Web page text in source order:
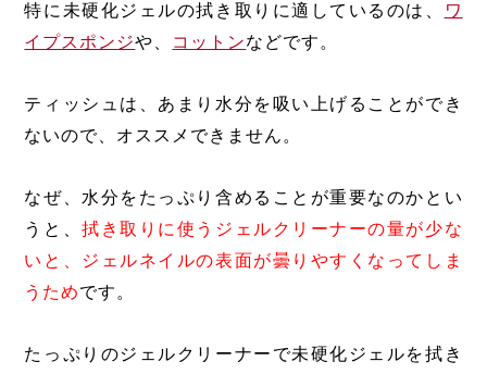
特に未硬化ジェルの拭き取りに適しているのは、
ワ
イプスポンジや、 コットンなどです。
ティッシュは、あまり水分を吸い上げることができ
ないので、オススメできません。
なぜ、水分をたっぷり含めることが重要なのかとい
うと、拭き取りに使うジェルクリーナーの量が少な
いと、ジェルネイルの表面が曇りやすくなってしま
うためです。
たっぷりのジェルクリーナーで未硬化ジェルを拭き